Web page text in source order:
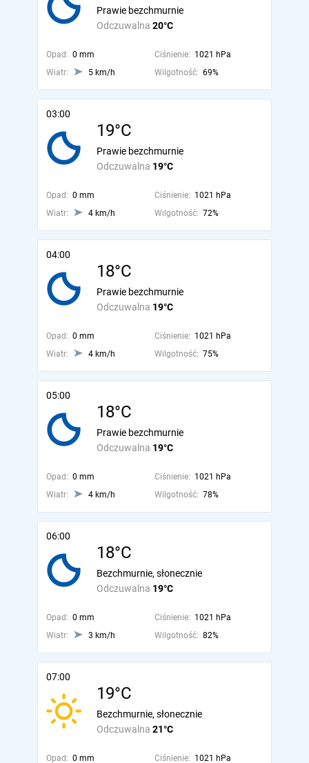
Odczuwalna 20°C
Prawie bezchmurnie
Opad: 0 mm Ciśnienie: 1021 hPa
Wiatr:
5 km/h Wilgotność: 69%
03:00
19°C
Odczuwalna 19°C
Prawie bezchmurnie
Opad: 0 mm Ciśnienie: 1021 hPa
Wiatr:
4 km/h Wilgotność: 72%
04:00
18°C
Odczuwalna 19°C
Prawie bezchmurnie
Opad: 0 mm Ciśnienie: 1021 hPa
Wiatr:
4 km/h Wilgotność: 75%
05:00
18°C
Odczuwalna 19°C
Prawie bezchmurnie
Opad: 0 mm Ciśnienie: 1021 hPa
Wiatr:
4 km/h Wilgotność: 78%
06:00
18°C
Odczuwalna 19°C
Bezchmurnie, słonecznie
Opad: 0 mm Ciśnienie: 1021 hPa
Wiatr:
3 km/h Wilgotność: 82%
07:00
19°C
Odczuwalna 21°C
Bezchmurnie, słonecznie
Opad: 0 mm Ciśnienie: 1021 hPa